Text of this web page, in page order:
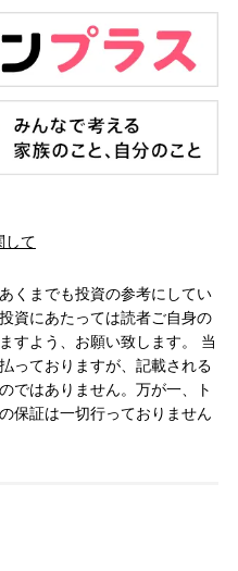
して
くまでも投資の参考にしてい
資にあたっては読者ご自身の
すよう、お願い致します。 当
っておりますが、記載される
ではありません。万が一、ト
保証は一切行っておりません